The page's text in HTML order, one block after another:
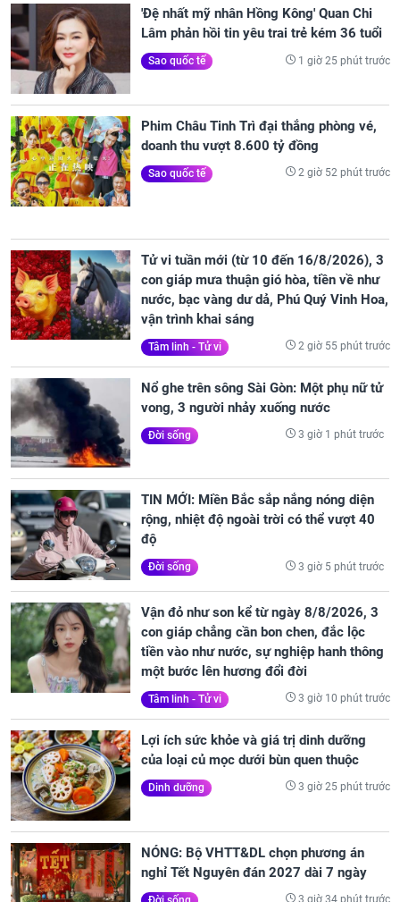
'Đệ nhất mỹ nhân Hồng Kông' Quan Chi
Lâm phản hồi tin yêu trai trẻ kém 36 tuổi
Sao quốc tế 1 giờ 25 phút trước
Phim Châu Tinh Trì đại thắng phòng vé,
doanh thu vượt 8.600 tỷ đồng
Sao quốc tế 2 giờ 52 phút trước
Tử vi tuần mới (từ 10 đến 16/8/2026), 3
con giáp mưa thuận gió hòa, tiền về như
nước, bạc vàng dư dả, Phú Quý Vinh Hoa,
vận trình khai sáng
Tâm linh - Tử vi 2 giờ 55 phút trước
Nổ ghe trên sông Sài Gòn: Một phụ nữ tử
vong, 3 người nhảy xuống nước
Đời sống 3 giờ 1 phút trước
TIN MỚI: Miền Bắc sắp nắng nóng diện
rộng, nhiệt độ ngoài trời có thể vượt 40
độ
Đời sống 3 giờ 5 phút trước
Vận đỏ như son kể từ ngày 8/8/2026, 3
con giáp chẳng cần bon chen, đắc lộc
tiền vào như nước, sự nghiệp hanh thông
một bước lên hương đổi đời
Tâm linh - Tử vi 3 giờ 10 phút trước
Lợi ích sức khỏe và giá trị dinh dưỡng
của loại củ mọc dưới bùn quen thuộc
Dinh dưỡng 3 giờ 25 phút trước
NÓNG: Bộ VHTT&DL chọn phương án
nghỉ Tết Nguyên đán 2027 dài 7 ngày
3 giờ 34 phút trước